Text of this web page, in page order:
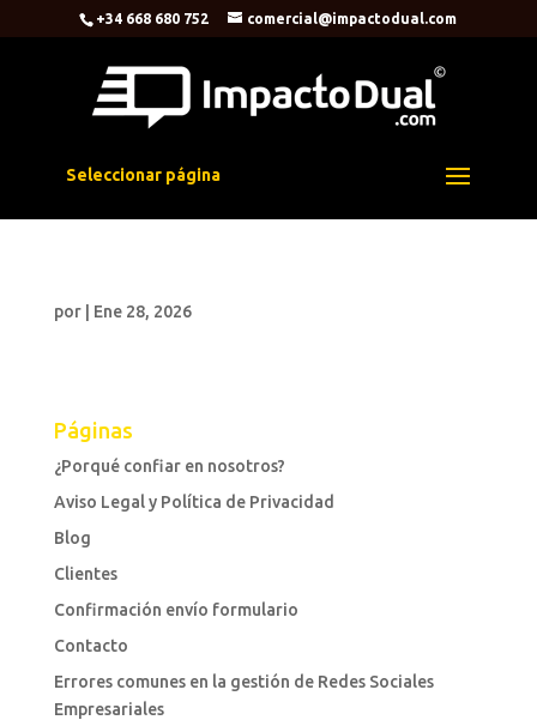
+34 668 680 752 comercial@impactodual.com
Seleccionar página
por Ene 28, 2026
Páginas
¿Porqué confiar en nosotros?
Aviso Legal y Política de Privacidad
Blog
Clientes
Confirmación envío formulario
Contacto
Errores comunes en la gestión de Redes Sociales
Empresariales